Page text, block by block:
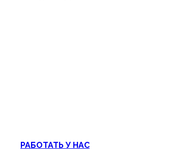
РАБОТАТЬ У НАС